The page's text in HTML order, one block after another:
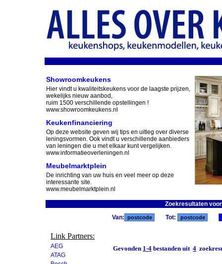
Showroomkeukens
Hier vindt u kwaliteitskeukens voor de laagste prijzen,
wekelijks nieuw aanbod,
ruim 1500 verschillende opstellingen !
www.showroomkeukens.nl
Keukenfinanciering
Op deze website geven wij tips en uitleg over diverse
leningsvormen. Ook vindt u verschillende aanbieders
van leningen die u met elkaar kunt vergelijken.
www.informatieoverleningen.nl
Meubelmarktplein
De inrichting van uw huis en veel meer op deze
interessante site.
www.meubelmarktplein.nl
Zoekresultaten
Link Partners:
AEG
ATAG
Van: Tot:
Gevonden 1-4 bestanden uit 4